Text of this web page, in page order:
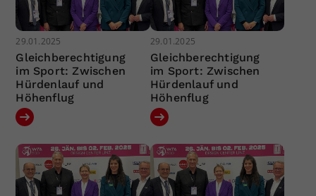
29.01.2025
Gleichberechtigung
im Sport: Zwischen
Hürdenlauf und
Höhenflug
29.01.2025
Gleichberechtigung
im Sport: Zwischen
Hürdenlauf und
Höhenflug